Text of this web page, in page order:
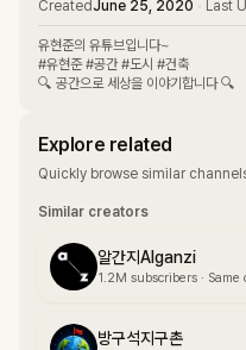
Created June 25, 2020 Last
유현준의 유튜브입니다~
#유현준 #공간 #도시 #건축
🔍 공간으로 세상을 이야기합니다 🔍
Explore related
Quickly browse similar
Similar creators
알간지Alganzi
1.2M subscribers · Same
방구석지구촌